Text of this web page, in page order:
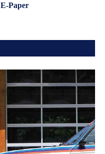
E-Paper